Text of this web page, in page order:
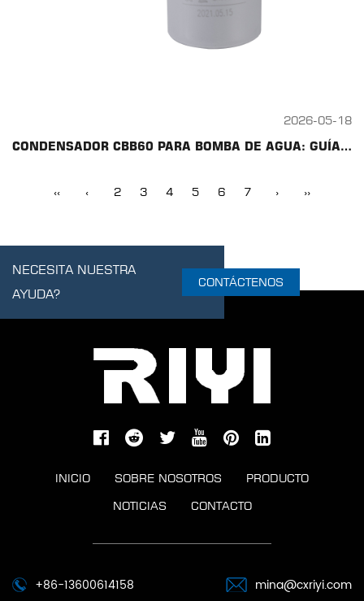
2026-05-18
CONDENSADOR CBB60 PARA BOMBA DE AGUA: GUÍA DE SELECCIÓN Y REEMPLAZO
‹‹ ‹ 2 3 4 5 6 7 › ››
NECESITA NUESTRA
AYUDA?
CONTÁCTENOS
INICIO SOBRE NOSOTROS
PRODUCTO
NOTICIAS
CONTACTO
+86-13600614158 mina@cxriyi.com